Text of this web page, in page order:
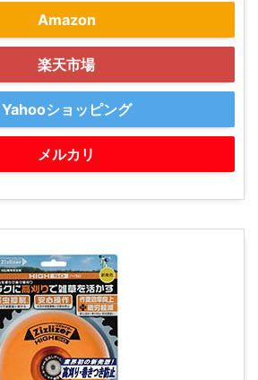
Amazon
楽天市場
Yahooショッピング
メルカリ